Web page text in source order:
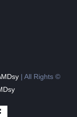
© Copyright 2022 - 2026 | Sciene Fact by
| All Rights